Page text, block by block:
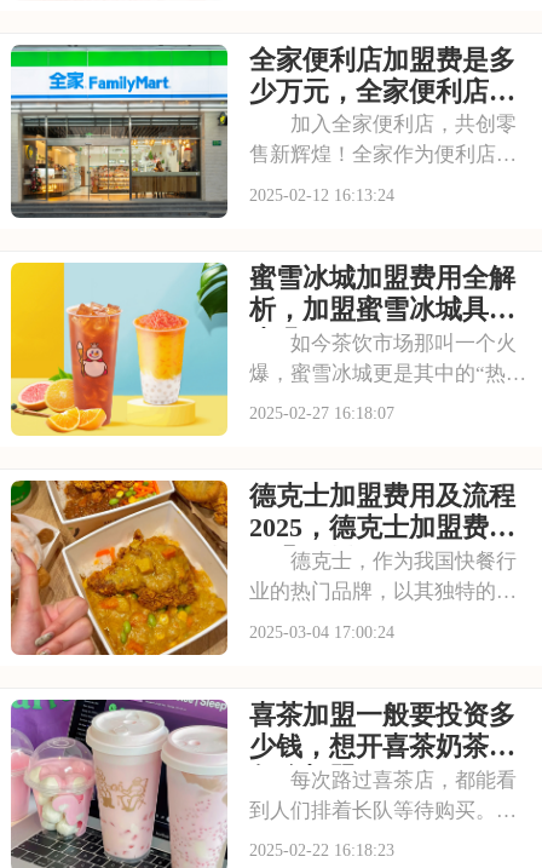
在，你也有机会成为这一品牌
故事的一部分，通过加盟奈雪
的茶，将这份茶韵与时
全家便利店加盟费是多
少万元，全家便利店怎
么加盟要多少钱
加入全家便利店，共创零
售新辉煌！全家作为便利店行
业的佼佼者，以其丰富的商品
者的青睐。现在，全家便利店
向广大创业者敞开怀抱，提供
全面的加盟支持。本
2025-02-12 16:13:24
蜜雪冰城加盟费用全解
析，加盟蜜雪冰城具体
步骤
如今茶饮市场那叫一个火
爆，蜜雪冰城更是其中的“热门
品牌”。它走的是平价路线，一
班族，都爱买它家的东西。在
大街小巷，常常能看到蜜雪冰
城的门店，生意
2025-02-27 16:18:07
德克士加盟费用及流程
2025，德克士加盟费需
要几万元
德克士，作为我国快餐行
业的热门品牌，以其独特的炸
鸡美食和舒适的就餐环境赢得
品牌力量，实现自己的创业梦
想。那么，加盟德克士需要支
付多少加盟费，又需
2025-03-04 17:00:24
喜茶加盟一般要投资多
少钱，想开喜茶奶茶店
怎么加盟
每次路过喜茶店，都能看
到人们排着长队等待购买。这
样的场景让人不禁想，要是我
2025-02-22 16:18:23